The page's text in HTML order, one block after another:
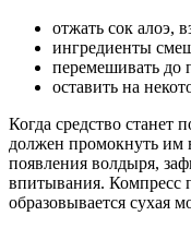
отжать сок алоэ,
ингредиенты
перемешивать до
оставить на
Когда средство станет
должен промокнуть им
появления волдыря,
впитывания. Компресс
образовывается сухая